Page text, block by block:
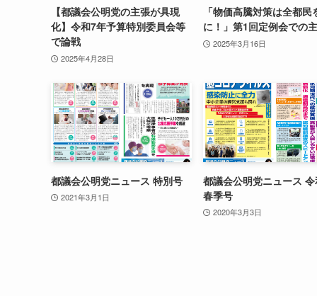
【都議会公明党の主張が具現
化】令和7年予算特別委員会等
で論戦
2025年4月28日
「物価高騰対策は全都民
に！」第1回定例会での
2025年3月16日
都議会公明党ニュース 特別号
2021年3月1日
都議会公明党ニュース
春季号
2020年3月3日